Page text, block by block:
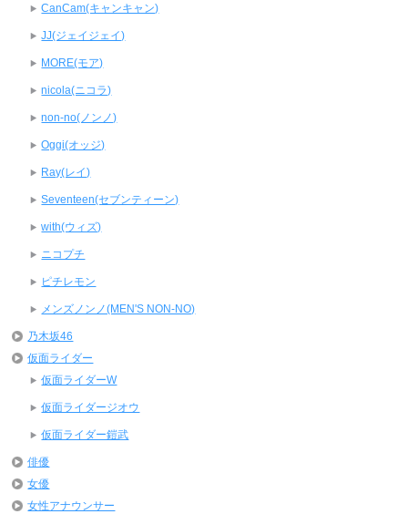
CanCam(キャンキャン)
JJ(ジェイジェイ)
MORE(モア)
nicola(ニコラ)
non-no(ノンノ)
Oggi(オッジ)
Ray(レイ)
Seventeen(セブンティーン)
with(ウィズ)
ニコプチ
ピチレモン
メンズノンノ(MEN'S NON-NO)
乃木坂46
仮面ライダー
仮面ライダーW
仮面ライダージオウ
仮面ライダー鎧武
俳優
女優
女性アナウンサー